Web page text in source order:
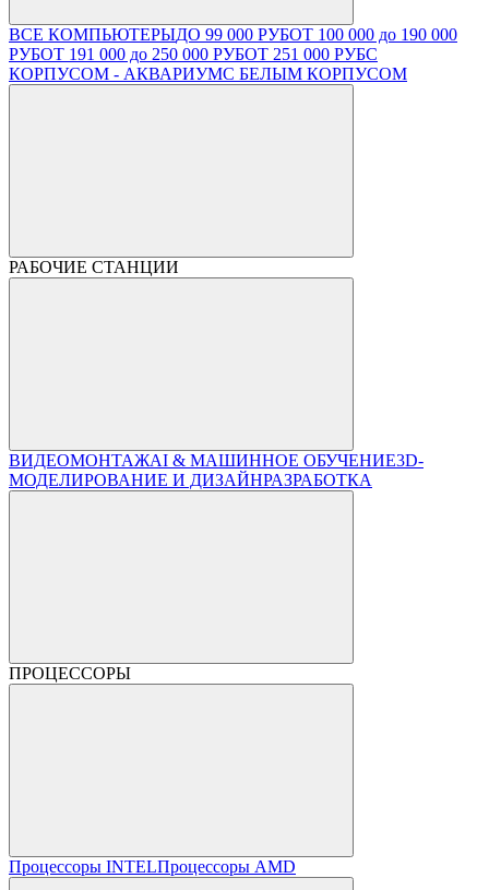
ВСЕ КОМПЬЮТЕРЫДО 99 000 РУБОТ 100 000 до 190 000
РУБОТ 191 000 до 250 000 РУБОТ 251 000 РУБС
КОРПУСОМ - АКВАРИУМС БЕЛЫМ КОРПУСОМ
РАБОЧИЕ СТАНЦИИ
ВИДЕОМОНТАЖAI & МАШИННОЕ ОБУЧЕНИЕ3D-
МОДЕЛИРОВАНИЕ И ДИЗАЙНРАЗРАБОТКА
ПРОЦЕССОРЫ
Процессоры INTELПроцессоры AMD